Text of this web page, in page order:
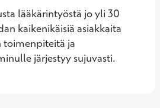
lääkärintyöstä jo yli 30
kaikenikäisiä asiakkaita
toimenpiteitä ja
järjestyy sujuvasti.